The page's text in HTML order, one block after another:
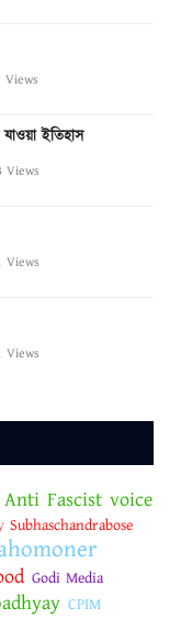
Views
ইতিহাস
Views
Views
Views
Anti Fascist voice
Subhaschandrabose
Godi Media
CPIM